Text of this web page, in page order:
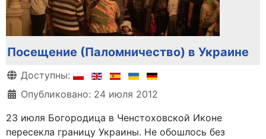
Посещение (Паломничество) в Украине
Информация о материале
Доступны:
Опубликовано: 24 июля 2012
23 июля Богородица в Ченстоховской Иконе
пересекла границу Украины. Не обошлось без